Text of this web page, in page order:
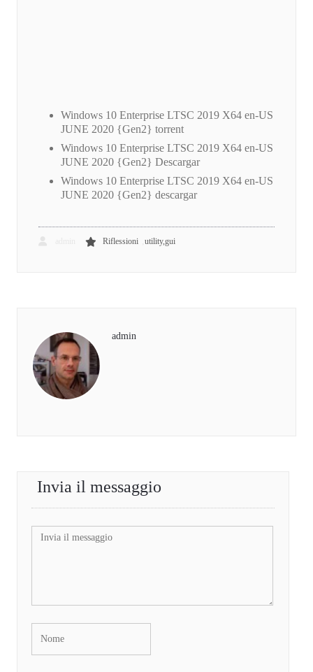
Windows 10 Enterprise LTSC 2019 X64 en-US
JUNE 2020 {Gen2} torrent
Windows 10 Enterprise LTSC 2019 X64 en-US
JUNE 2020 {Gen2} Descargar
Windows 10 Enterprise LTSC 2019 X64 en-US
JUNE 2020 {Gen2} descargar
Riflessioni utility,gui
admin
Invia il messaggio